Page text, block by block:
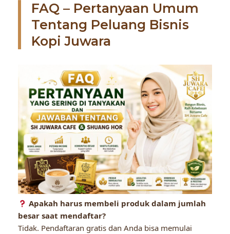
FAQ – Pertanyaan Umum
Tentang Peluang Bisnis
Kopi Juwara
Apakah harus membeli produk dalam jumlah
besar saat mendaftar?
Tidak. Pendaftaran gratis dan Anda bisa memulai